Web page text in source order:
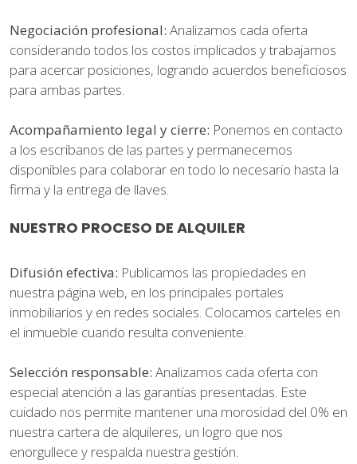
Negociación profesional: Analizamos cada oferta
considerando todos los costos implicados y trabajamos
para acercar posiciones, logrando acuerdos beneficiosos
para ambas partes.
Acompañamiento legal y cierre: Ponemos en contacto
a los escribanos de las partes y permanecemos
disponibles para colaborar en todo lo necesario hasta la
firma y la entrega de llaves.
NUESTRO PROCESO DE ALQUILER
Difusión efectiva: Publicamos las propiedades en
nuestra página web, en los principales portales
inmobiliarios y en redes sociales. Colocamos carteles en
el inmueble cuando resulta conveniente.
Selección responsable: Analizamos cada oferta con
especial atención a las garantías presentadas. Este
cuidado nos permite mantener una morosidad del 0% en
nuestra cartera de alquileres, un logro que nos
enorgullece y respalda nuestra gestión.